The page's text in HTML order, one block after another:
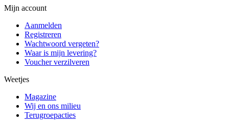
Mijn account
Aanmelden
Registreren
Wachtwoord vergeten?
Waar is mijn levering?
Voucher verzilveren
Weetjes
Magazine
Wij en ons milieu
Terugroepacties